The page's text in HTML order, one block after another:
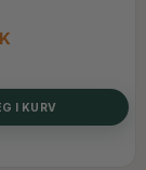
I KURV